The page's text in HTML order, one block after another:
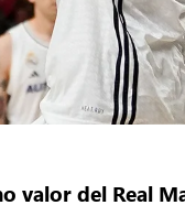
valor del Real